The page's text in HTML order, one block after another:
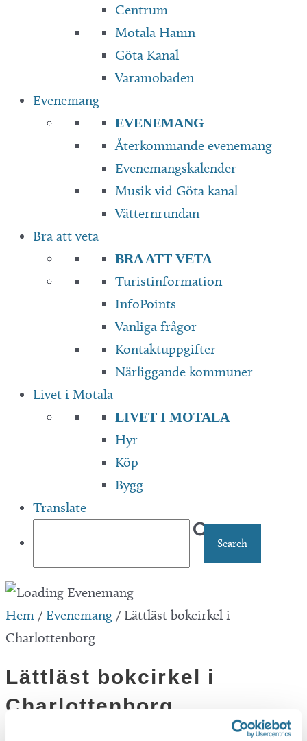
Centrum
Motala Hamn
Göta Kanal
Varamobaden
Evenemang
EVENEMANG
Återkommande evenemang
Evenemangskalender
Musik vid Göta kanal
Vätternrundan
Bra att veta
BRA ATT VETA
Turistinformation
InfoPoints
Vanliga frågor
Kontaktuppgifter
Närliggande kommuner
Livet i Motala
LIVET I MOTALA
Hyr
Köp
Bygg
Translate
Hem /Evenemang / Lättläst bokcirkel i
Charlottenborg
Lättläst bokcirkel i
Charlottenborg